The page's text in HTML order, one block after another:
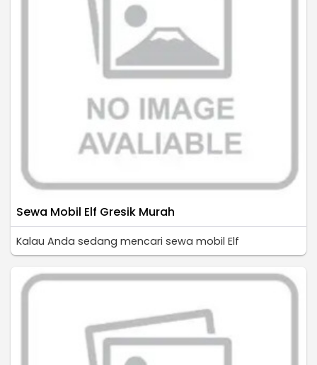
Sewa Mobil Elf Gresik Murah
Kalau Anda sedang mencari sewa mobil Elf